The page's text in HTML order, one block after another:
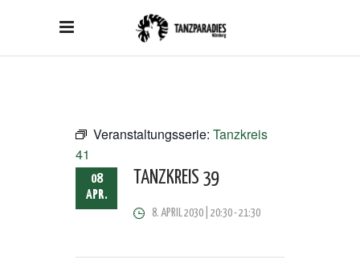
Veranstaltungsserie: Tanzkreis
41
08
APR.
TANZKREIS 39
8. APRIL 2030 | 20:30-21:30